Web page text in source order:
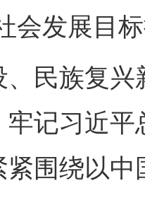
会发展目
族复兴
牢记习近
紧围绕以